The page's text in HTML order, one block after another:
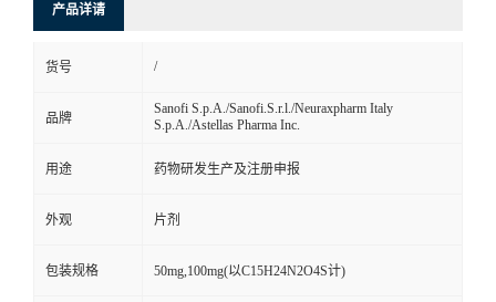
系
方
式
产品详请
货号 /
品牌
Sanofi S.p.A./Sanofi.S.r.l./Neuraxpharm Italy
S.p.A./Astellas Pharma Inc.
用途 药物研发生产及注册申报
外观 片剂
包装规格 50mg,100mg(以C15H24N2O4S计)